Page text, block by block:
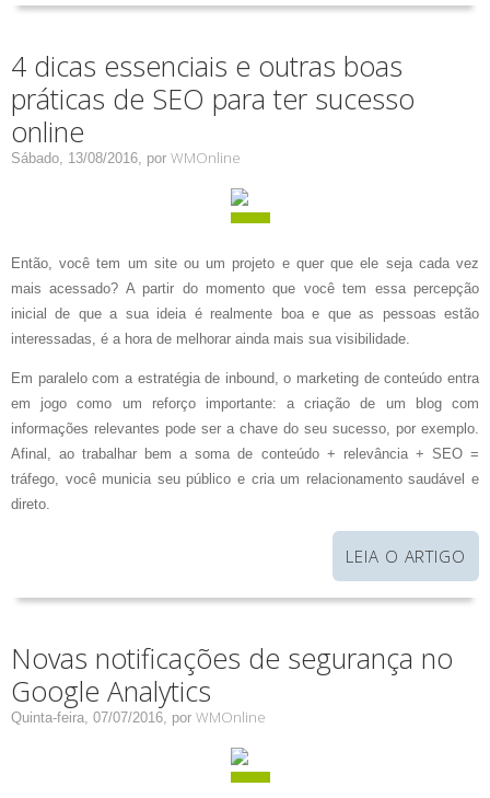
4 dicas essenciais e outras boas
práticas de SEO para ter sucesso
online
Sábado, 13/08/2016, por WMOnline
Então, você tem um site ou um projeto e quer que ele seja cada vez
mais acessado? A partir do momento que você tem essa percepção
inicial de que a sua ideia é realmente boa e que as pessoas estão
interessadas, é a hora de melhorar ainda mais sua visibilidade.
Em paralelo com a estratégia de inbound, o marketing de conteúdo entra
em jogo como um reforço importante: a criação de um blog com
informações relevantes pode ser a chave do seu sucesso, por exemplo.
Afinal, ao trabalhar bem a soma de conteúdo + relevância + SEO =
tráfego, você municia seu público e cria um relacionamento saudável e
direto.
LEIA O ARTIGO
Novas notificações de segurança no
Google Analytics
Quinta-feira, 07/07/2016, por WMOnline